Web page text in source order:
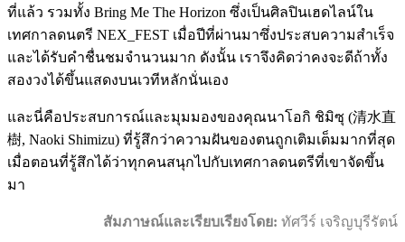
ที่แล้ว รวมทั้ง Bring Me The Horizon ซึ่งเป็นศิลปินเฮดไลน์ใน
เทศกาลดนตรี NEX_FEST เมื่อปีที่ผ่านมาซึ่งประสบความสำเร็จ
และได้รับคำชื่นชมจำนวนมาก ดังนั้น เราจึงคิดว่าคงจะดีถ้าทั้ง
สองวงได้ขึ้นแสดงบนเวทีหลักนั่นเอง
และนี่คือประสบการณ์และมุมมองของคุณนาโอกิ ชิมิซุ (清水直
樹, Naoki Shimizu) ที่รู้สึกว่าความฝันของตนถูกเติมเต็มมากที่สุด
เมื่อตอนที่รู้สึกได้ว่าทุกคนสนุกไปกับเทศกาลดนตรีที่เขาจัดขึ้น
มา
สัมภาษณ์และเรียบเรียงโดย: ทัศวีร์ เจริญบุรีรัตน์